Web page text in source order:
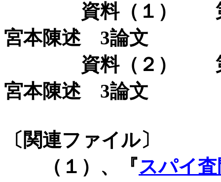
資料（１） 第
宮本陳述 3論文
資料（２） 第
宮本陳述 3論文
〔関連ファイル〕
（１）、『スパイ